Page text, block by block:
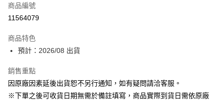
超商取貨付款
ATM付款
運送方式
預購-全家取貨付款(舊)
商品編號
11564079
商品特色
預計：2026/08 出貨
銷售重點
因原廠因素延後出貨恕不另行通知，如有疑問請洽客服。
※下單之後可收貨日期無需於備註填寫，商品實際到貨日需依原廠